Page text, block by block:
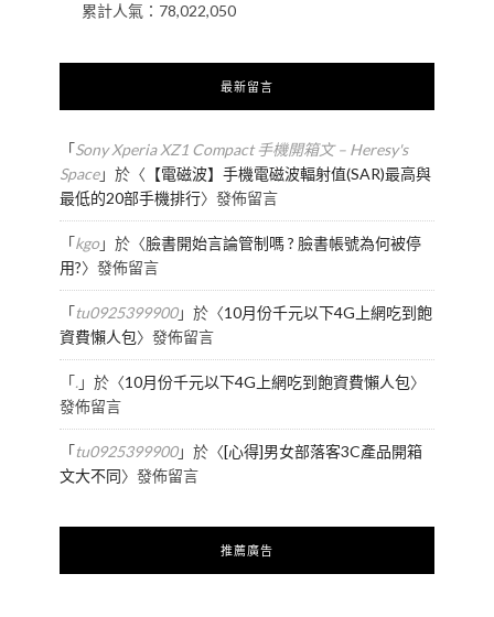
累計人氣： 78,022,050
最新留言
「Sony Xperia XZ1 Compact 手機開箱文 – Heresy's
Space」於〈 【電磁波】手機電磁波輻射值(SAR)最高與
最低的20部手機排行〉發佈留言
「kgo」於〈臉書開始言論管制嗎 ? 臉書帳號為何被停
用?〉發佈留言
「tu0925399900」於〈10月份千元以下4G上網吃到飽
資費懶人包〉發佈留言
「.」於〈10月份千元以下4G上網吃到飽資費懶人包〉
發佈留言
「tu0925399900」於〈[心得]男女部落客3C產品開箱
文大不同〉發佈留言
推薦廣告